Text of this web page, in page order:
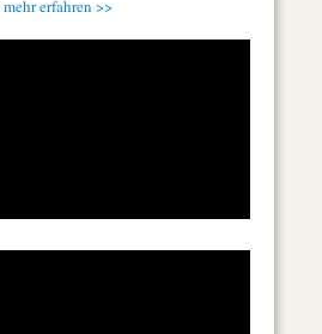
mehr erfahren >>